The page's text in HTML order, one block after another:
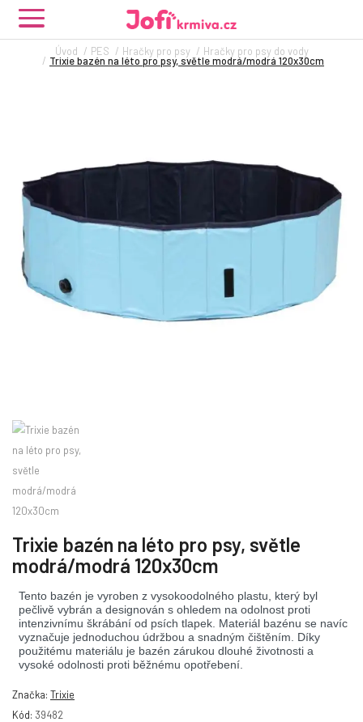
Úvod PES Hračky pro psy Hračky pro psy do vody
Trixie bazén na léto pro psy, světle modrá/modrá 120x30cm
Trixie bazén na léto pro psy, světle
modrá/modrá 120x30cm
Tento bazén je vyroben z vysokoodolného plastu, který byl
pečlivě vybrán a designován s ohledem na odolnost proti
intenzivnímu škrábání od psích tlapek. Materiál bazénu se navíc
vyznačuje jednoduchou údržbou a snadným čištěním. Díky
použitému materiálu je bazén zárukou dlouhé životnosti a
vysoké odolnosti proti běžnému opotřebení.
Značka: Trixie
Kód: 39482